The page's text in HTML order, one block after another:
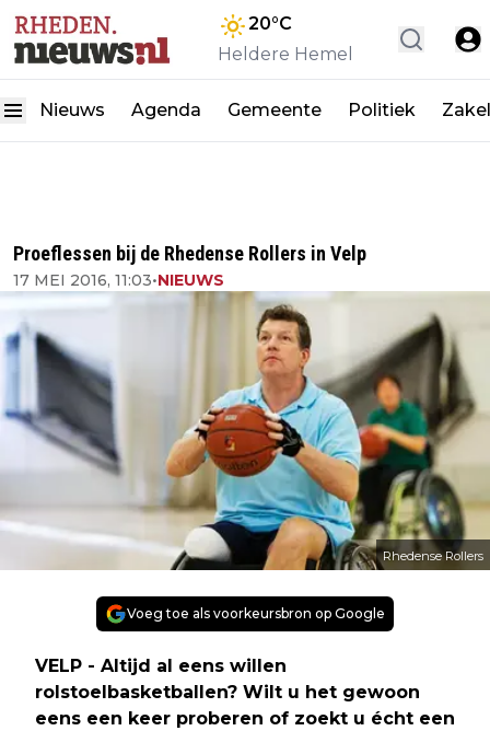
20°C
Heldere Hemel
Nieuws Agenda Gemeente Politiek
Proeflessen bij de Rhedense Rollers in Velp
17 MEI 2016, 11:03•NIEUWS
Rhedense Rollers
Voeg toe als voorkeursbron op Google
VELP - Altijd al eens willen
rolstoelbasketballen? Wilt u het gewoon
eens een keer proberen of zoekt u écht een